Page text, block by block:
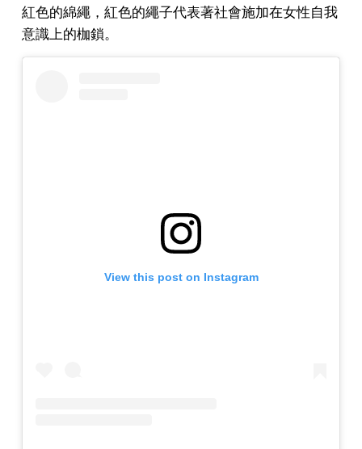
紅色的綿繩，紅色的繩子代表著社會施加在女性自我
意識上的枷鎖。
View this post on Instagram